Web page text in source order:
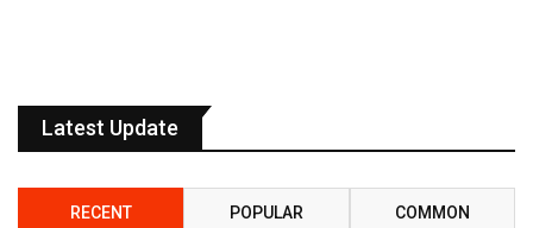
Latest Update
RECENT POPULAR COMMON